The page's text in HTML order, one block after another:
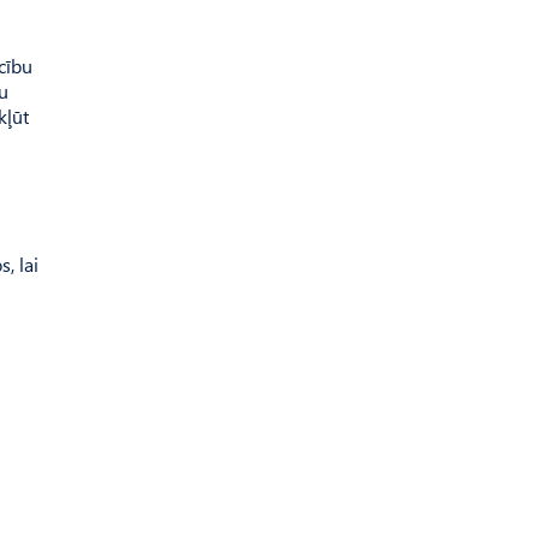
lai